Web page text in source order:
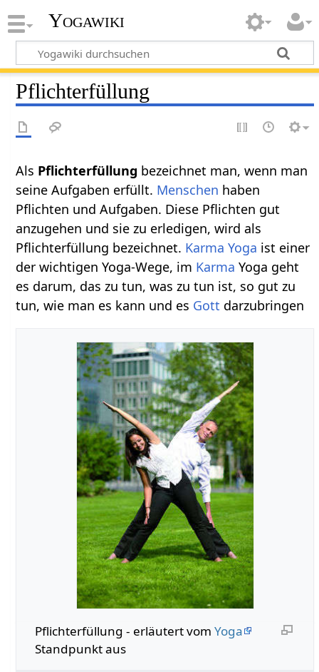
Yogawiki
Pflichterfüllung
Als
bezeichnet man, wenn man
seine Aufgaben erfüllt. Menschen haben
Pflichten und Aufgaben. Diese Pflichten gut
anzugehen und sie zu erledigen, wird als
Pflichterfüllung bezeichnet. Karma Yoga ist einer
der wichtigen Yoga-Wege, im Karma Yoga geht
es darum, das zu tun, was zu tun ist, so gut zu
tun, wie man es kann und es Gott darzubringen
Pflichterfüllung‏‎ - erläutert vom Yoga
Standpunkt aus